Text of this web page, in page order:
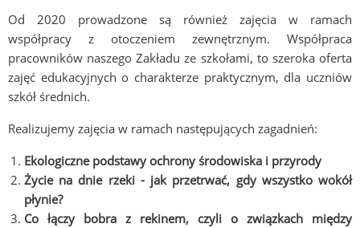
Od 2020 prowadzone są również zajęcia w ramach
współpracy z otoczeniem zewnętrznym. Współpraca
pracowników naszego Zakładu ze szkołami, to szeroka oferta
zajęć edukacyjnych o charakterze praktycznym, dla uczniów
szkół średnich.
Realizujemy zajęcia w ramach następujących zagadnień:
Ekologiczne podstawy ochrony środowiska i przyrody
Życie na dnie rzeki - jak przetrwać, gdy wszystko wokół
płynie?
Co łączy bobra z rekinem, czyli o związkach między